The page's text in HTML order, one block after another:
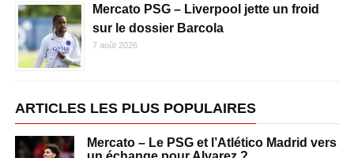
Mercato PSG – Liverpool jette un froid
sur le dossier Barcola
7 août 2026
ARTICLES LES PLUS POPULAIRES
Mercato – Le PSG et l’Atlético Madrid vers